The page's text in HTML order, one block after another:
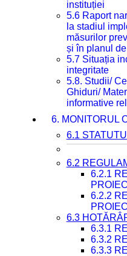
instituției
5.6 Raport
la stadiul
măsurilor
și în planul
5.7 Situația
integritate
5.8. Studii/
Ghiduri/
informative
6. MONITORUL
6.1
6.2
6.2.1
6.2.2
6.3
6.3.1
6.3.2
6.3.3